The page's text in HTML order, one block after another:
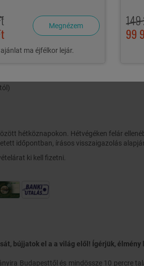
szombat éjszaka)
néző, erkélyes Vintage stílusú szoba)
hétköznapokon. Hétvégéken felár
időpontban, írásos visszaigazolás
ki kell fizetni.
bújjatok el a a világ elől! Ígérjük, élmény
Budapesttől és mindössze 10 percre
Megnézem
ma éjfélkor lejár.
149
99